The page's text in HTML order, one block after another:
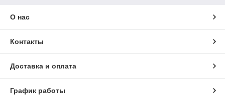
О нас
Контакты
Доставка и оплата
График работы